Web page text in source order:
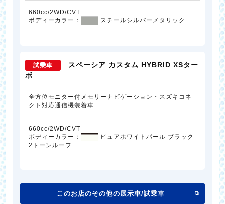
660cc/2WD/CVT
ボディーカラー：
スチールシルバーメタリック
試乗車
スペーシア カスタム HYBRID XSター
ボ
全方位モニター付メモリーナビゲーション・スズキコネ
クト対応通信機装着車
660cc/2WD/CVT
ボディーカラー：
ピュアホワイトパール ブラック
2トーンルーフ
このお店のその他の展示車/試乗車